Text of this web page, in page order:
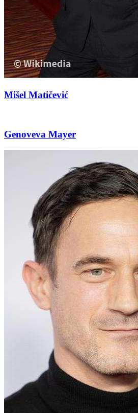
Mišel Matičević
Genoveva Mayer